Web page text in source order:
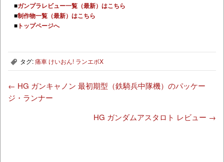
■ガンプラレビュー一覧（最新）はこちら
■制作物一覧（最新）はこちら
■ トップページへ
, タグ:痛車 けいおん! ランエボX
← HG ガンキャノン 最初期型（鉄騎兵中隊機）のパッケー
ジ・ランナー
HG ガンダムアスタロト レビュー →